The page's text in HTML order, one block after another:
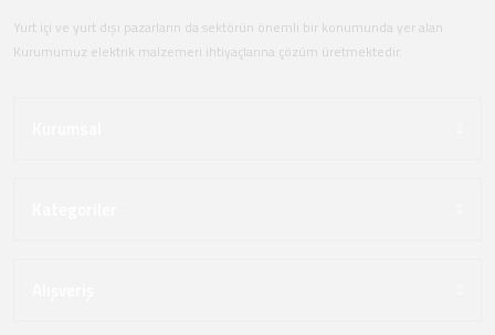
Yurt içi ve yurt dışı pazarların da sektörün önemli bir konumunda yer alan
Kurumumuz elektrik malzemeri ihtiyaçlarına çözüm üretmektedir.